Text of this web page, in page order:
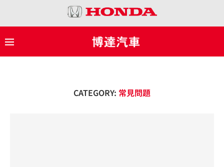
CATEGORY: 常見問題